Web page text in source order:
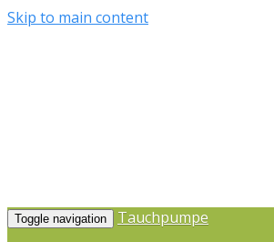
Skip to main content
Toggle navigation
Tauchpumpe